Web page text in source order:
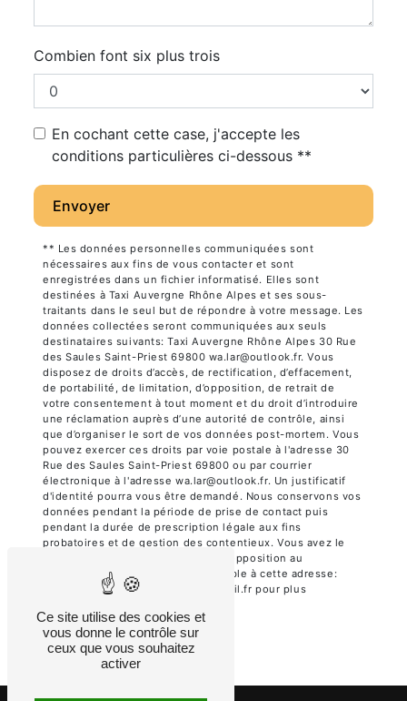
Combien font six plus trois
En cochant cette case, j'accepte les
conditions particulières ci-dessous **
Envoyer
** Les données personnelles communiquées sont
nécessaires aux fins de vous contacter et sont
enregistrées dans un fichier informatisé. Elles sont
destinées à Taxi Auvergne Rhône Alpes et ses sous-
traitants dans le seul but de répondre à votre message. Les
données collectées seront communiquées aux seuls
destinataires suivants: Taxi Auvergne Rhône Alpes 30 Rue
des Saules Saint-Priest 69800 wa.lar@outlook.fr. Vous
disposez de droits d’accès, de rectification, d’effacement,
de portabilité, de limitation, d’opposition, de retrait de
votre consentement à tout moment et du droit d’introduire
une réclamation auprès d’une autorité de contrôle, ainsi
que d’organiser le sort de vos données post-mortem. Vous
pouvez exercer ces droits par voie postale à l'adresse 30
Rue des Saules Saint-Priest 69800 ou par courrier
électronique à l'adresse wa.lar@outlook.fr. Un justificatif
d'identité pourra vous être demandé. Nous conservons vos
données pendant la période de prise de contact puis
pendant la durée de prescription légale aux fins
probatoires et de gestion des contentieux. Vous avez le
droit de vous inscrire sur la liste d'opposition au
démarchage téléphonique, disponible à cette adresse:
Bloctel.gouv.fr
. Consultez le site cnil.fr pour plus
Ce site utilise des cookies et
vous donne le contrôle sur
ceux que vous souhaitez
activer